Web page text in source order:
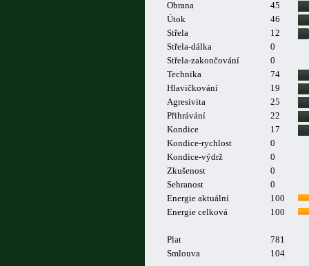
Obrana
45
Útok
46
Střela
12
Střela-dálka
0
Střela-zakončování
0
Technika
74
Hlavičkování
19
Agresivita
25
Přihrávání
22
Kondice
17
Kondice-rychlost
0
Kondice-výdrž
0
Zkušenost
0
Sehranost
0
Energie aktuální
100
Energie celková
100
Plat
781
Smlouva
104